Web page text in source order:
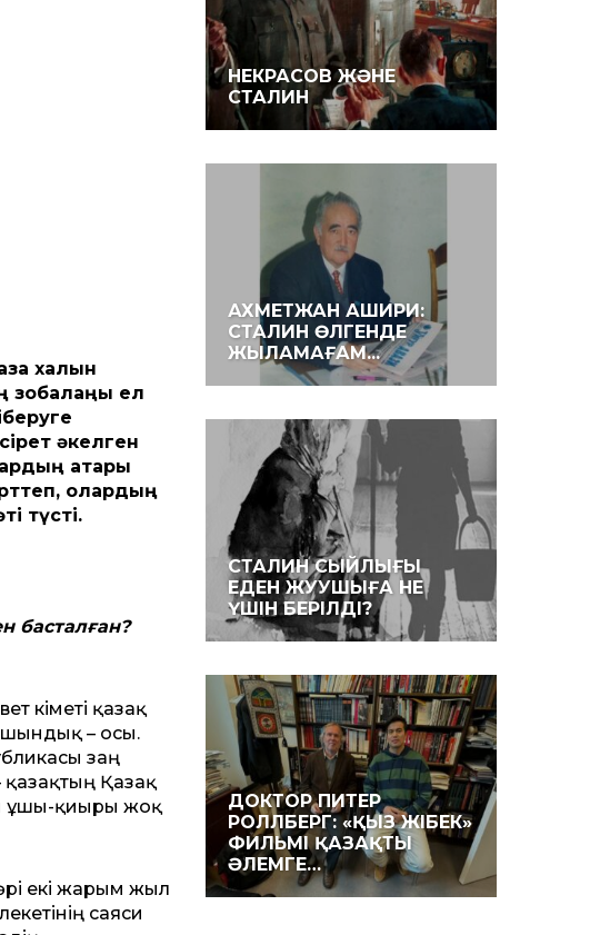
халқын
зобалаңы ел
әкелген
қатары
олардың
түсті.
басталған?
үкіметі қазақ
– осы.
заң
қазақтың Қазақ
ұшы-қиыры жоқ
екі жарым жыл
саяси
НЕКРАСОВ ЖӘНЕ
СТАЛИН
АХМЕТЖАН АШИРИ:
СТАЛИН ӨЛГЕНДЕ
ЖЫЛАМАҒАМ...
СТАЛИН СЫЙЛЫҒЫ
ЕДЕН ЖУУШЫҒА НЕ
ҮШІН БЕРІЛДІ?
ДОКТОР ПИТЕР
РОЛЛБЕРГ: «ҚЫЗ ЖІБЕК»
ФИЛЬМІ ҚАЗАҚТЫ
ӘЛЕМГЕ…